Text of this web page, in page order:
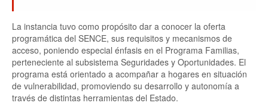
La instancia tuvo como propósito dar a conocer la oferta
programática del SENCE, sus requisitos y mecanismos de
acceso, poniendo especial énfasis en el Programa Familias,
perteneciente al subsistema Seguridades y Oportunidades. El
programa está orientado a acompañar a hogares en situación
de vulnerabilidad, promoviendo su desarrollo y autonomía a
través de distintas herramientas del Estado.